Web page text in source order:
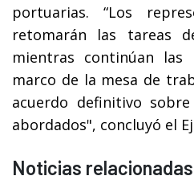
portuarias. “Los
retomarán las tareas
mientras continúan las
marco de la mesa de
acuerdo definitivo
abordados", concluyó el
Noticias relacionadas